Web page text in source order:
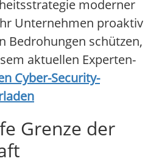
moderner
Unternehmen proaktiv
Bedrohungen schützen,
aktuellen Experten-
Cyber-Security-
Grenze der